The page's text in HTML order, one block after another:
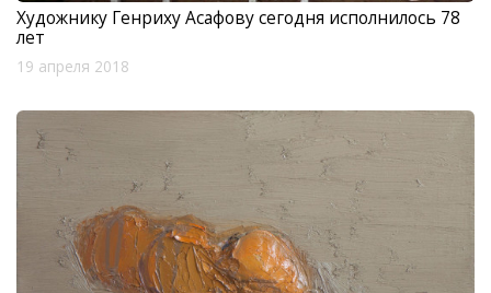
Художнику Генриху Асафову сегодня исполнилось 78
лет
19 апреля 2018